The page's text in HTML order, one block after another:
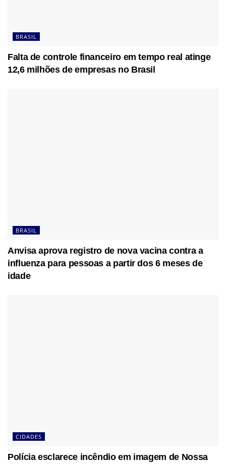
BRASIL
Falta de controle financeiro em tempo real atinge
12,6 milhões de empresas no Brasil
BRASIL
Anvisa aprova registro de nova vacina contra a
influenza para pessoas a partir dos 6 meses de
idade
CIDADES
Polícia esclarece incêndio em imagem de Nossa